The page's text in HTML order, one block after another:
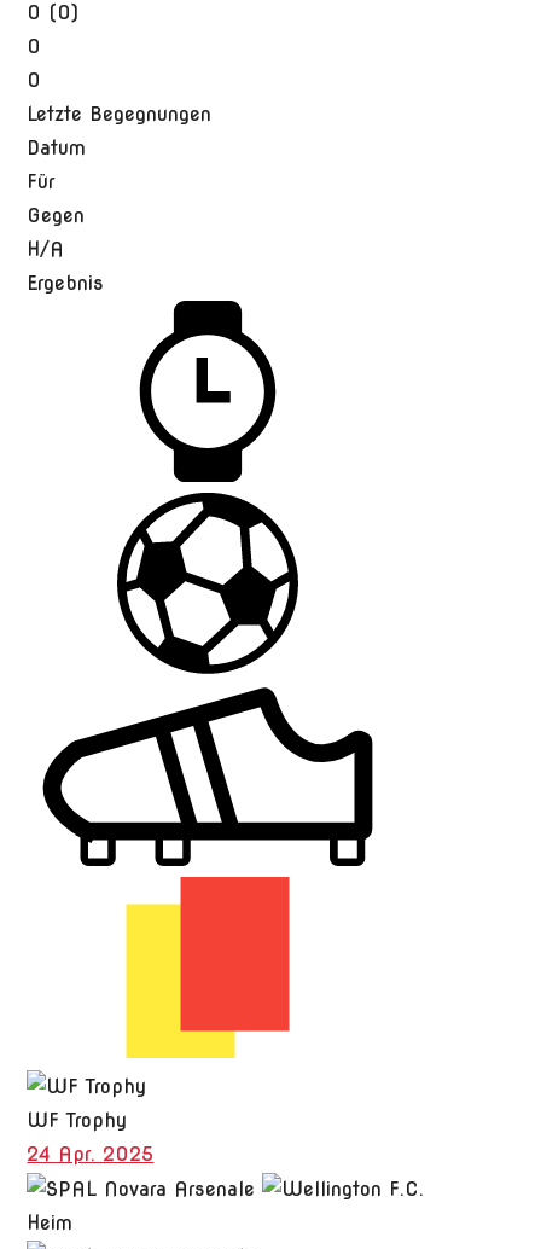
0 (0)
0
0
Letzte Begegnungen
Datum
Für
Gegen
H/A
Ergebnis
WF Trophy
24 Apr. 2025
Heim